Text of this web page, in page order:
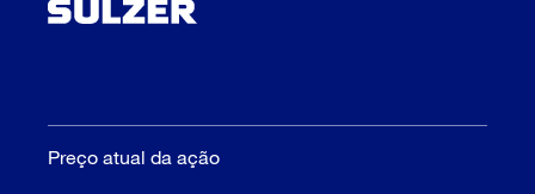
Preço atual da ação